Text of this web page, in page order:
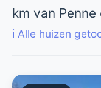
km van Penne
ℹ️ Alle huizen